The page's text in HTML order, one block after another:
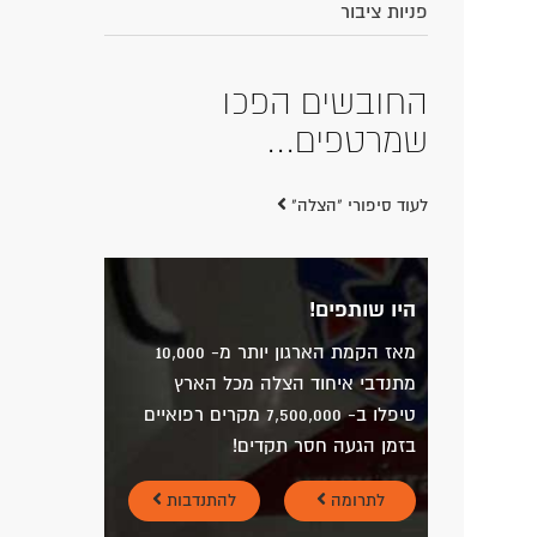
פניות ציבור
החובשים הפכו
שמרטפים...
לעוד סיפורי "הצלה"
היו שותפים!
מאז הקמת הארגון יותר מ- 10,000
מתנדבי איחוד הצלה מכל הארץ
טיפלו ב- 7,500,000 מקרים רפואיים
בזמן הגעה חסר תקדים!
לתרומה להתנדבות